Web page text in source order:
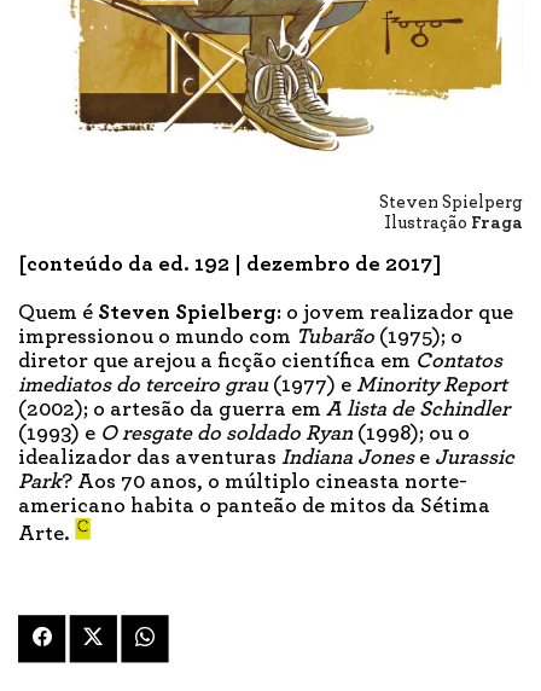
Steven Spielperg
Ilustração Fraga
[conteúdo da ed. 192 | dezembro de 2017]
Quem é Steven Spielberg: o jovem realizador que
impressionou o mundo com Tubarão (1975); o
diretor que arejou a ficção científica em Contatos
imediatos do terceiro grau(1977) e Minority Report
(2002); o artesão da guerra em A lista de Schindler
(1993) e O resgate do soldado Ryan (1998); ou o
idealizador das aventuras Indiana Jonese Jurassic
Park? Aos 70 anos, o múltiplo cineasta norte-
americano habita o panteão de mitos da Sétima
Arte.